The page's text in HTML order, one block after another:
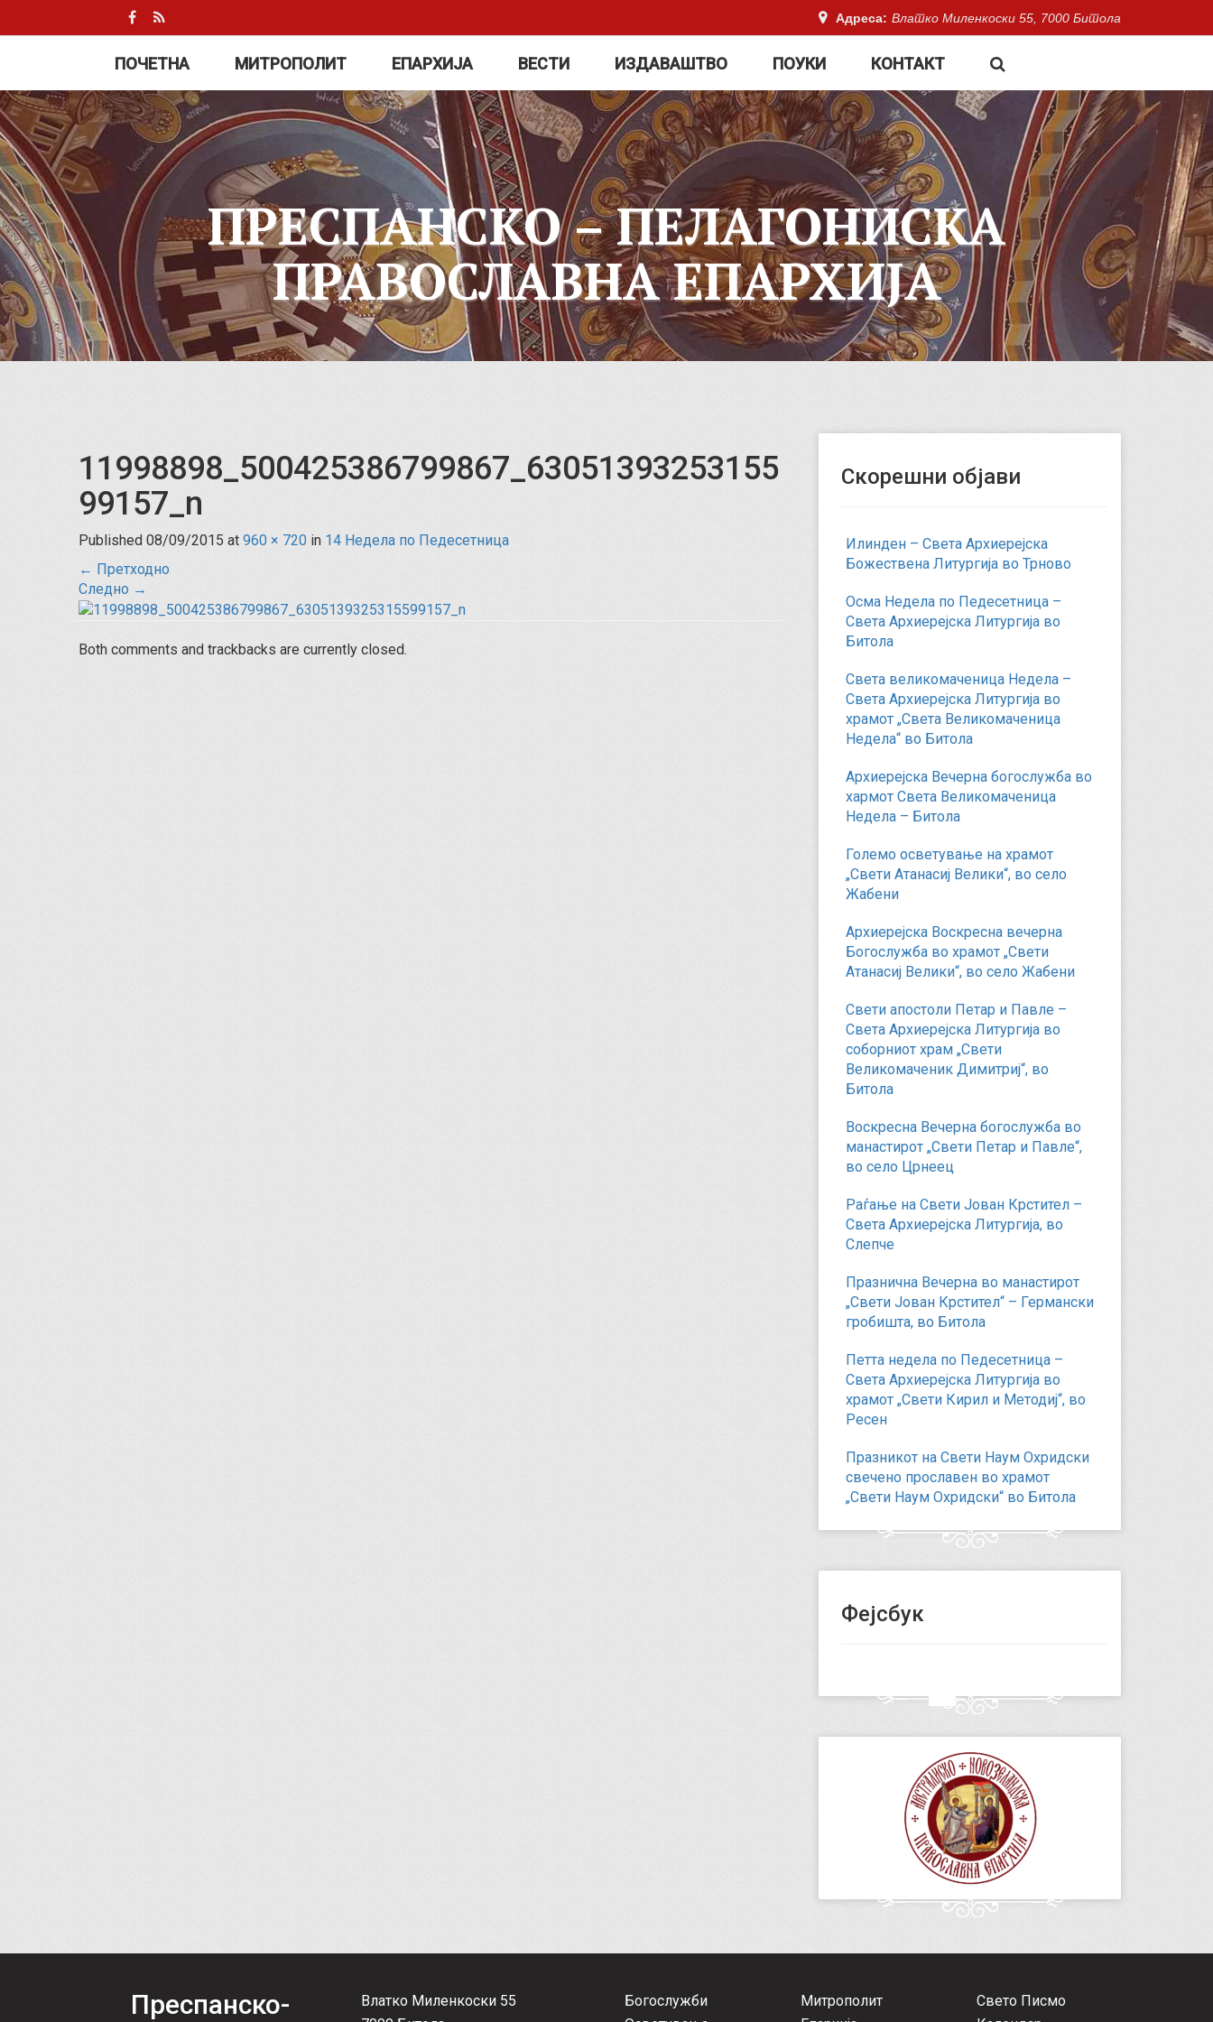
Адреса: Влатко Миленкоски 55, 7000 Битола
ПОЧЕТНА МИТРОПОЛИТ ЕПАРХИЈА ВЕСТИ ИЗДАВАШТВО ПОУКИ КОНТАКТ
ПРЕСПАНСКО – ПЕЛАГОНИСКА
ПРАВОСЛАВНА ЕПАРХИЈА
11998898_500425386799867_63051393253155
99157_n
Published 08/09/2015 at 960 × 720 in 14 Недела по Педесетница
← Претходно
Следно →
Both comments and trackbacks are currently closed.
Скорешни објави
Илинден – Света Архиерејска
Божествена Литургија во Трново
Осма Недела по Педесетница –
Света Архиерејска Литургија во
Битола
Света великомаченица Недела –
Света Архиерејска Литургија во
храмот „Света Великомаченица
Недела“ во Битола
Архиерејска Вечерна богослужба во
хармот Света Великомаченица
Недела – Битола
Големо осветување на храмот
„Свети Атанасиј Велики“, во село
Жабени
Архиерејска Воскресна вечерна
Богослужба во храмот „Свети
Атанасиј Велики“, во село Жабени
Свети апостоли Петар и Павле –
Света Архиерејска Литургија во
соборниот храм „Свети
Великомаченик Димитриј“, во
Битола
Воскресна Вечерна богослужба во
манастирот „Свети Петар и Павле“,
во село Црнеец
Раѓање на Свети Јован Крстител –
Света Архиерејска Литургија, во
Слепче
Празнична Вечерна во манастирот
„Свети Јован Крстител“ – Германски
гробишта, во Битола
Петта недела по Педесетница –
Света Архиерејска Литургија во
храмот „Свети Кирил и Методиј“, во
Ресен
Празникот на Свети Наум Охридски
свечено прославен во храмот
„Свети Наум Охридски“ во Битола
Фејсбук
Преспанско-
Влатко Миленкоски 55
Богослужби
Митрополит
Свето Писмо